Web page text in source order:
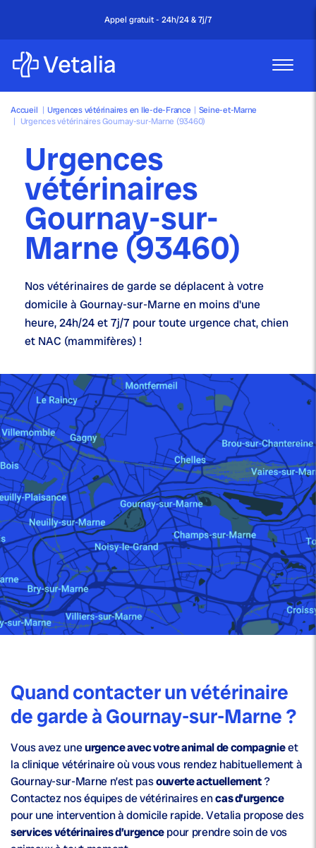
Appel gratuit - 24h/24 & 7j/7
Accueil | Urgences vétérinaires en Ile-de-France | Seine-et-Marne
| Urgences vétérinaires Gournay-sur-Marne (93460)
Urgences
vétérinaires
Gournay-sur-
Marne (93460)
Nosvétérinaires de gardese déplacent à votre
domicile à Gournay-sur-Marne en moins d'une
heure,24h/24 et 7j/7 pour toute urgence chat, chien
et NAC (mammifères) !
Quand contacter un vétérinaire
de garde à Gournay-sur-Marne ?
Vous avez uneurgence avec votre animal de compagnieet
la clinique vétérinaire où vous vous rendez habituellement à
Gournay-sur-Marne n’est pasouverte actuellement?
Contactez nos équipes de vétérinaires encas d’urgence
pour une intervention à domicile rapide. Vetalia propose des
services vétérinaires d’urgencepour prendre soin de vos